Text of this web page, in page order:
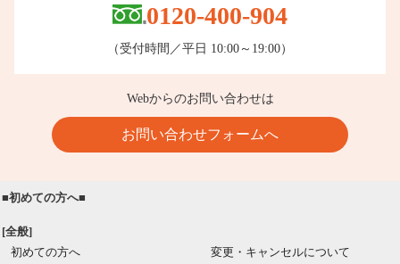
0120-400-904
（受付時間／平日 10:00～19:00）
Webからのお問い合わせは
お問い合わせフォームへ
■初めての方へ■
[全般]
初めての方へ
変更・キャンセルについて